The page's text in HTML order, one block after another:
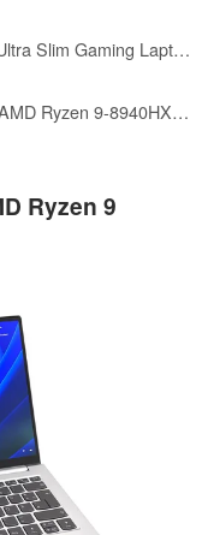
ASUS ROG Zephyrus G15 Ultra Slim Gaming Laptop, 15.6” 165Hz QHD Display, GeForce RTX 3080, AMD Ryzen 9 5900HS, 16GB DDR4, 1TB PCIe NVMe SSD, Wi-Fi 6, Windows 10, Eclipse Gray, GA503QS-BS96Q
HP OMEN Gaming Laptop, AMD Ryzen 9-8940HX, 64 GB DDR5 RAM, 4 TB PCIe SSD, 16" 2K (1920x1200) 144Hz Display, Nvidia G-Force RTX 5060, Backlit Keyboard, W11 Pro, Shadow Black
Ryzen 9